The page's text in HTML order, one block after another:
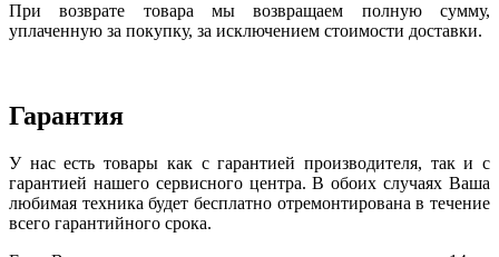
При возврате товара мы возвращаем полную сумму,
уплаченную за покупку, за исключением стоимости доставки.
Гарантия
У нас есть товары как с гарантией производителя, так и с
гарантией нашего сервисного центра. В обоих случаях Ваша
любимая техника будет бесплатно отремонтирована в течение
всего гарантийного срока.